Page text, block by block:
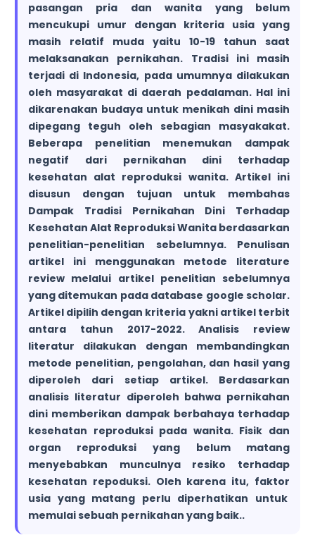
pasangan pria dan wanita yang belum
mencukupi umur dengan kriteria usia yang
masih relatif muda yaitu 10-19 tahun saat
melaksanakan pernikahan. Tradisi ini masih
terjadi di Indonesia, pada umumnya dilakukan
oleh masyarakat di daerah pedalaman. Hal ini
dikarenakan budaya untuk menikah dini masih
dipegang teguh oleh sebagian masyakakat.
Beberapa penelitian menemukan dampak
negatif dari pernikahan dini terhadap
kesehatan alat reproduksi wanita. Artikel ini
disusun dengan tujuan untuk membahas
Dampak Tradisi Pernikahan Dini Terhadap
Kesehatan Alat Reproduksi Wanita berdasarkan
penelitian-penelitian sebelumnya. Penulisan
artikel ini menggunakan metode literature
review melalui artikel penelitian sebelumnya
yang ditemukan pada database google scholar.
Artikel dipilih dengan kriteria yakni artikel terbit
antara tahun 2017-2022. Analisis review
literatur dilakukan dengan membandingkan
metode penelitian, pengolahan, dan hasil yang
diperoleh dari setiap artikel. Berdasarkan
analisis literatur diperoleh bahwa pernikahan
dini memberikan dampak berbahaya terhadap
kesehatan reproduksi pada wanita. Fisik dan
organ reproduksi yang belum matang
menyebabkan munculnya resiko terhadap
kesehatan repoduksi. Oleh karena itu, faktor
usia yang matang perlu diperhatikan untuk
memulai sebuah pernikahan yang baik..